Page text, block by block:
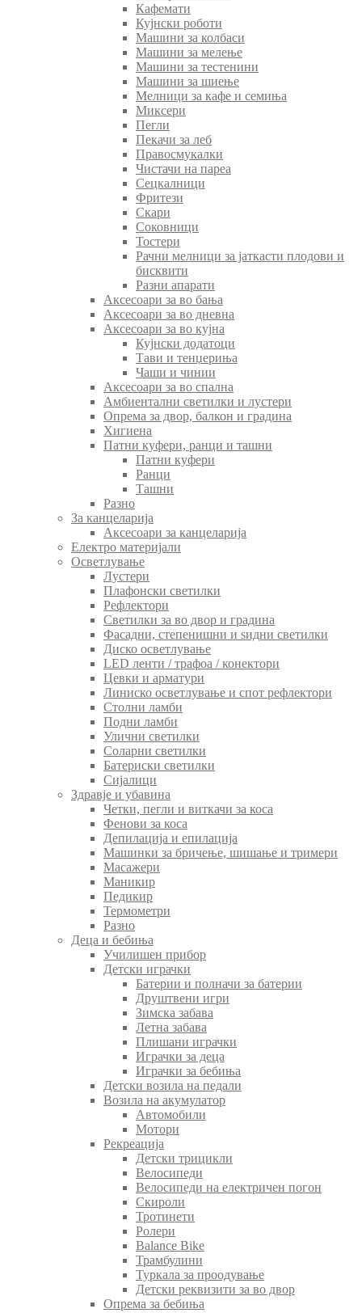
Кафемати
Кујнски роботи
Машини за колбаси
Машини за мелење
Машини за тестенини
Машини за шиење
Мелници за кафе и семиња
Миксери
Пегли
Пекачи за леб
Правосмукалки
Чистачи на пареа
Сецкалници
Фритези
Скари
Соковници
Тостери
Рачни мелници за јаткасти плодови и
бисквити
Разни апарати
Аксесоари за во бања
Аксесоари за во дневна
Аксесоари за во кујна
Кујнски додатоци
Тави и тенџериња
Чаши и чинии
Аксесоари за во спална
Амбиентални светилки и лустери
Опрема за двор, балкон и градина
Хигиена
Патни куфери, ранци и ташни
Патни куфери
Ранци
Ташни
Разно
За канцеларија
Аксесоари за канцеларија
Електро материјали
Осветлување
Лустери
Плафонски светилки
Рефлектори
Светилки за во двор и градина
Фасадни, степенишни и ѕидни светилки
Диско осветлување
LED ленти / трафоа / конектори
Цевки и арматури
Линиско осветлување и спот рефлектори
Столни ламби
Подни ламби
Улични светилки
Соларни светилки
Батериски светилки
Сијалици
Здравје и убавина
Четки, пегли и виткачи за коса
Фенови за коса
Депилација и епилација
Машинки за бричење, шишање и тримери
Масажери
Маникир
Педикир
Термометри
Разно
Деца и бебиња
Училишен прибор
Детски играчки
Батерии и полначи за батерии
Друштвени игри
Зимска забава
Летна забава
Плишани играчки
Играчки за деца
Играчки за бебиња
Детски возила на педали
Возила на акумулатор
Автомобили
Мотори
Рекреација
Детски трицикли
Велосипеди
Велосипеди на електричен погон
Скироли
Тротинети
Ролери
Balance Bike
Трамбулини
Туркала за проодување
Детски реквизити за во двор
Опрема за бебиња